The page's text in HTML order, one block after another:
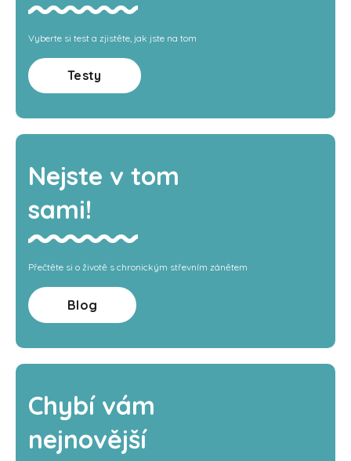
Vyberte si test a zjistěte, jak jste na tom
Testy
Nejste v tom
sami!
Přečtěte si o životě s chronickým střevním zánětem
Blog
Chybí vám
nejnovější